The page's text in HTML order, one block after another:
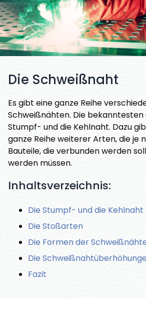
Die Schweißnaht
Es gibt eine ganze Reihe
Schweißnähten. Die bekanntesten
Stumpf- und die Kehlnaht. Dazu
ganze Reihe weiterer Arten, die je
Bauteile, die verbunden werden
werden müssen.
Inhaltsverzeichnis:
Die Stumpf- und die Kehlnaht
Die Stoßarten
Die Formen der
Die
Fazit